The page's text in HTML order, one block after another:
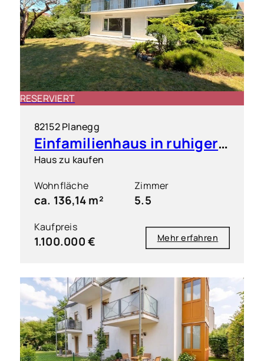
RESERVIERT
82152 Planegg
Einfamilienhaus in ruhiger & grüner Toplage
Haus zu kaufen
Wohnfläche
ca. 136,14 m²
Zimmer
5.5
Kaufpreis
1.100.000 € Mehr erfahren